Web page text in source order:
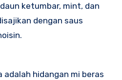
ketumbar, mint, dan
dengan saus
adalah hidangan mi beras